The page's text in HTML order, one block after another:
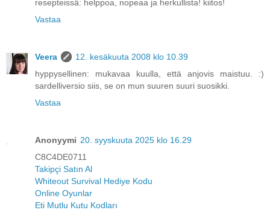
resepteissä: helppoa, nopeaa ja herkullista! kiitos!
Vastaa
Veera
12. kesäkuuta 2008 klo 10.39
hyppysellinen: mukavaa kuulla, että anjovis maistuu. :)
sardelliversio siis, se on mun suuren suuri suosikki.
Vastaa
Anonyymi 20. syyskuuta 2025 klo 16.29
C8C4DE0711
Takipçi Satın Al
Whiteout Survival Hediye Kodu
Online Oyunlar
Eti Mutlu Kutu Kodları